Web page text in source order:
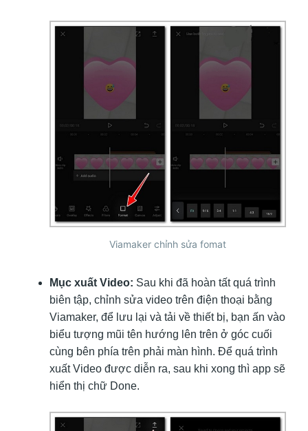
Viamaker chỉnh sửa fomat
Mục xuất Video: Sau khi đã hoàn tất quá trình
biên tập, chỉnh sửa video trên điện thoại bằng
Viamaker, để lưu lại và tải về thiết bị, bạn ấn vào
biểu tượng mũi tên hướng lên trên ở góc cuối
cùng bên phía trên phải màn hình. Để quá trình
xuất Video được diễn ra, sau khi xong thì app sẽ
hiển thị chữ Done.